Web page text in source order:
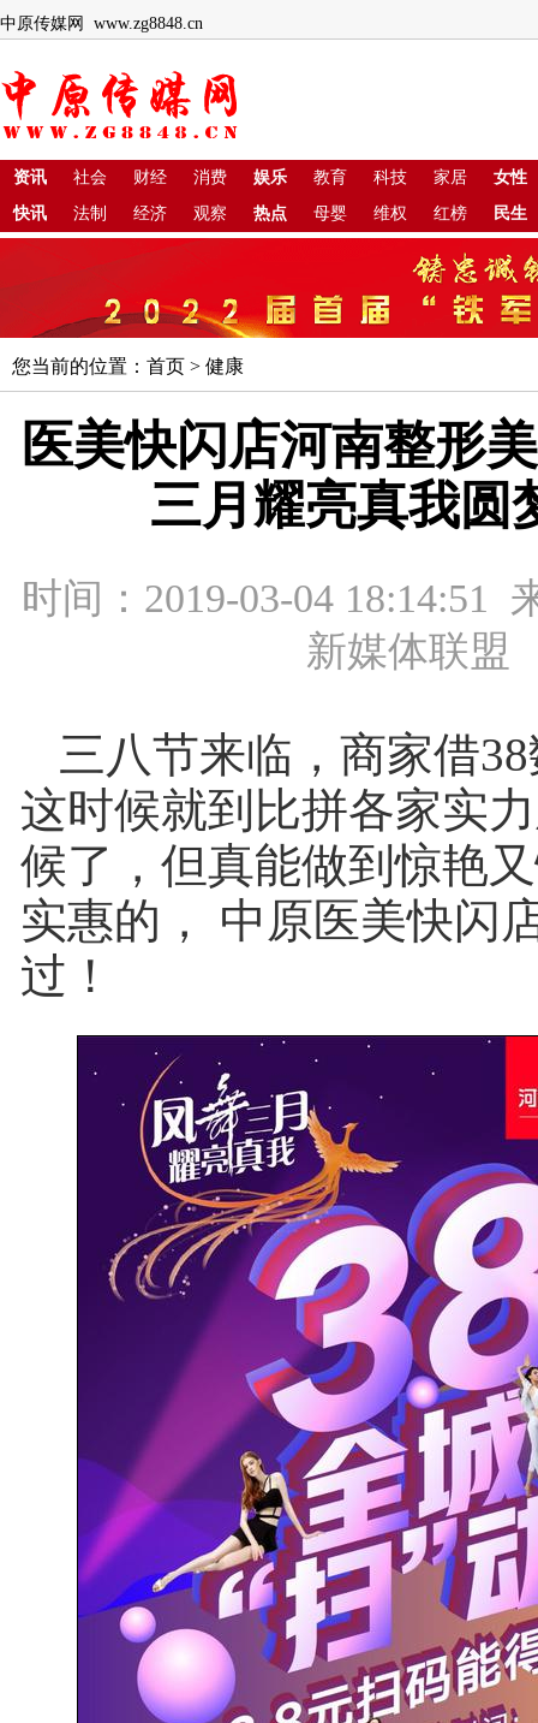
中原传媒网 www.zg8848.cn
资讯 社会 财经 消费 娱乐 教育 科技 家居
女性
快讯
法制 经济 观察 热点 母婴 维权 红榜 民生
您当前的位置： 首页 > 健康
医美快闪店河南整形
三月耀亮真我圆
时间：2019-03-04 18:14:51
新媒体联盟
三八节来临，商家借
这时候就到比拼各家实
候了，但真能做到惊艳
实惠的， 中原医美快闪
过！